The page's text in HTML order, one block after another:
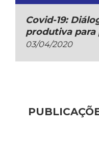
Covid-19:
produtiva para
03/04/2020